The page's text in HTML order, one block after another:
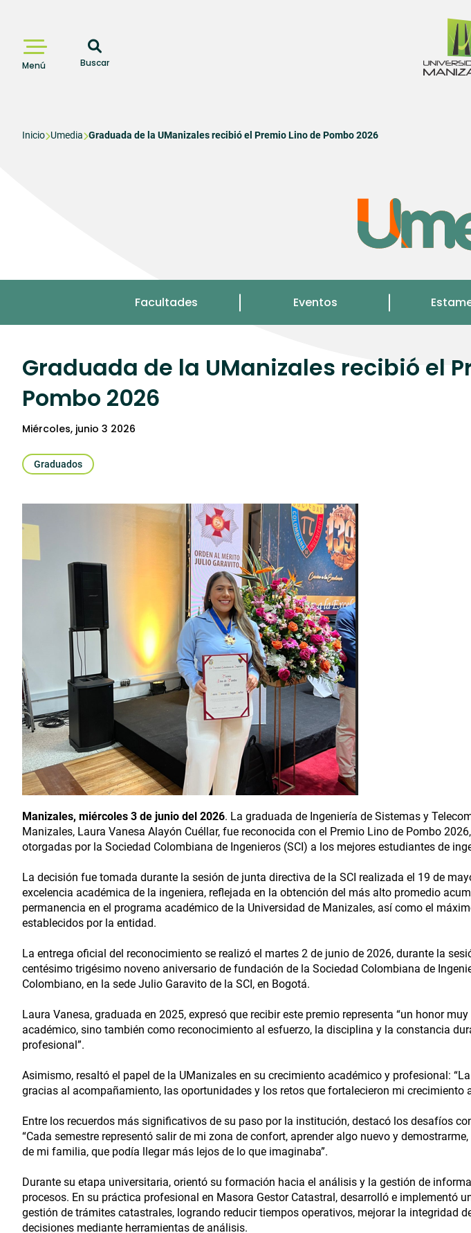
principal
Menú Buscar
Sobrescribir
Inicio Umedia Graduada de la UManizales recibió el Premio Lino de Pombo 2026
Facultades Eventos
Graduada de la UManizales recibió el
Pombo 2026
miércoles, junio 3 2026
Graduados
Manizales, miércoles 3 de junio del 2026. La graduada de Ingeniería de Sistemas y
Manizales, Laura Vanesa Alayón Cuéllar, fue reconocida con el Premio Lino de Pombo
otorgadas por la Sociedad Colombiana de Ingenieros (SCI) a los mejores estudiantes de
La decisión fue tomada durante la sesión de junta directiva de la SCI realizada el 19 de
excelencia académica de la ingeniera, reflejada en la obtención del más alto promedio
permanencia en el programa académico de la Universidad de Manizales, así como el
establecidos por la entidad.
La entrega oficial del reconocimiento se realizó el martes 2 de junio de 2026, durante la
centésimo trigésimo noveno aniversario de fundación de la Sociedad Colombiana de
Colombiano, en la sede Julio Garavito de la SCI, en Bogotá.
Laura Vanesa, graduada en 2025, expresó que recibir este premio representa “un honor
académico, sino también como reconocimiento al esfuerzo, la disciplina y la constancia
profesional”.
Asimismo, resaltó el papel de la UManizales en su crecimiento académico y profesional:
gracias al acompañamiento, las oportunidades y los retos que fortalecieron mi crecimiento
Entre los recuerdos más significativos de su paso por la institución, destacó los desafíos
“Cada semestre representó salir de mi zona de confort, aprender algo nuevo y
de mi familia, que podía llegar más lejos de lo que imaginaba”.
Durante su etapa universitaria, orientó su formación hacia el análisis y la gestión de
procesos. En su práctica profesional en Masora Gestor Catastral, desarrolló e implementó
gestión de trámites catastrales, logrando reducir tiempos operativos, mejorar la integridad
decisiones mediante herramientas de análisis.